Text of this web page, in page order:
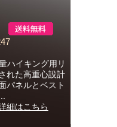
ハイキング用リ
れた高重心設計
パネルとベスト
細はこちら